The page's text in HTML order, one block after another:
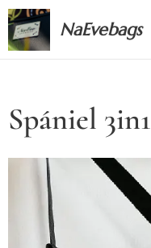
NaEvebags
Spániel 3in1